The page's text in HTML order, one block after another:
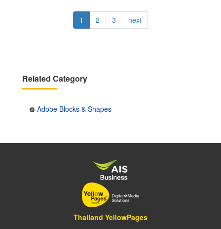
Current
page
1 Page
2 Page
3
Next
page
next
Related Category
Adobe Blocks & Shapes
Thailand YellowPages